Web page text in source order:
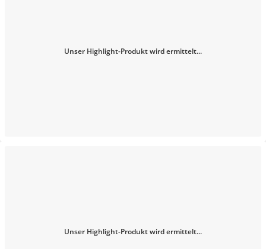
Unser Highlight-Produkt wird ermittelt...
Unser Highlight-Produkt wird ermittelt...